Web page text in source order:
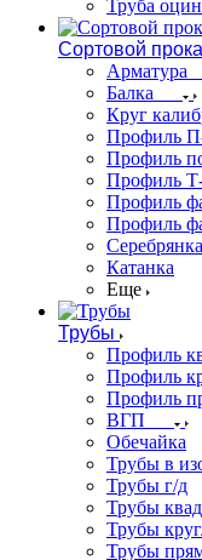
Труба
Сортовой
Арматура
Балка
Круг
Профиль
Профиль
Профиль
Профиль
Профиль
Серебрянка
Катанка
Еще
Трубы
Профиль
Профиль
Профиль
ВГП
Обечайка
Трубы в
Трубы г/д
Трубы
Трубы
Трубы